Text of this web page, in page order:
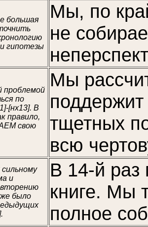
большая
гипотезы
Мы, по
не
проблемой
по
[нх13]. В
правило,
свою
Мы
тщетных
всю
и
было
В 14-й
книге. Мы
полное